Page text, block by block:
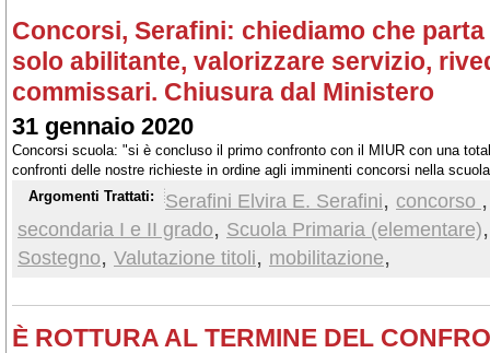
Concorsi, Serafini: chiediamo che
solo abilitante, valorizzare servizio,
commissari. Chiusura dal Ministero
31 gennaio 2020
Concorsi scuola: "si è concluso il primo confronto con il MIUR con una
confronti delle nostre richieste in ordine agli imminenti concorsi nella
Argomenti Trattati:
Serafini Elvira E. Serafini, concorso
secondaria I e II grado, Scuola Primaria (elementare)
Sostegno, Valutazione titoli, mobilitazione,
È ROTTURA AL TERMINE DEL